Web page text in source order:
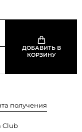
ДОБАВИТЬ В
КОРЗИНУ
получения
Club